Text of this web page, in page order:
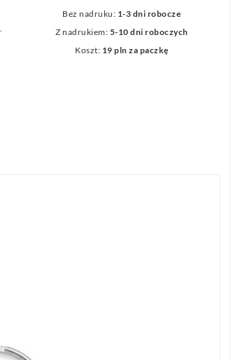
Bez nadruku: 1-3 dni robocze
Z nadrukiem: 5-10 dni roboczych
Koszt: 19 pln za paczkę